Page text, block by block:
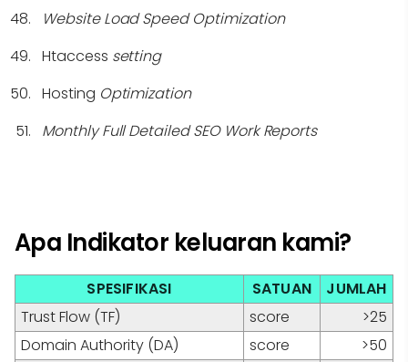
Website Load Speed Optimization
Htaccess setting
Hosting Optimization
Monthly Full Detailed SEO Work Reports
Apa Indikator keluaran kami?
SPESIFIKASI SATUAN
JUMLAH
Trust Flow (TF)
score
>25
Domain Authority (DA)
score
>50